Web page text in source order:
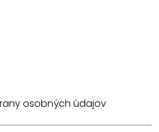
osobných údajov